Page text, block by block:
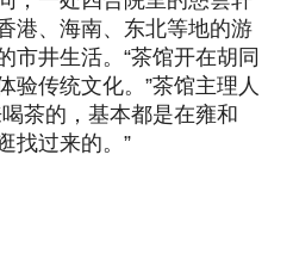
港、海南、东北等地的游
市井生活。“茶馆开在胡同
验传统文化。”茶馆主理人
茶的，基本都是在雍和
找过来的。”